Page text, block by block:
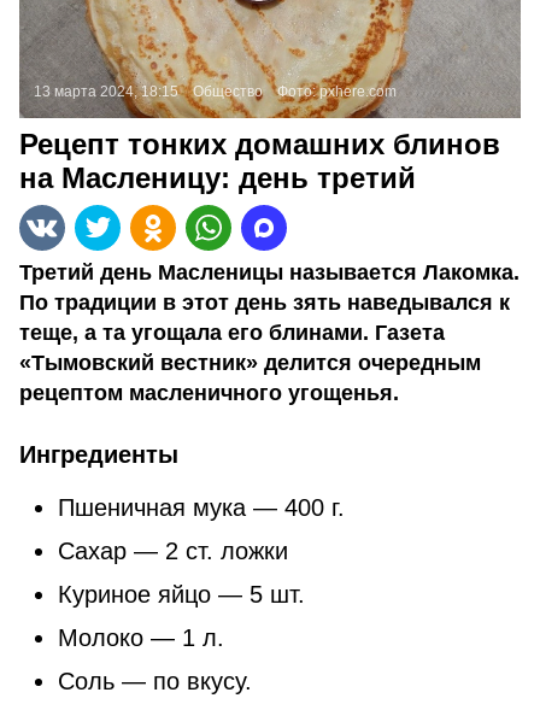
13 марта 2024, 18:15 Общество Фото:pxhere.com
Рецепт тонких домашних блинов
на Масленицу: день третий
Третий день Масленицы называется Лакомка.
По традиции в этот день зять наведывался к
теще, а та угощала его блинами. Газета
«Тымовский вестник» делится очередным
рецептом масленичного угощенья.
Ингредиенты
Пшеничная мука — 400 г.
Сахар — 2 ст. ложки
Куриное яйцо — 5 шт.
Молоко — 1 л.
Соль — по вкусу.